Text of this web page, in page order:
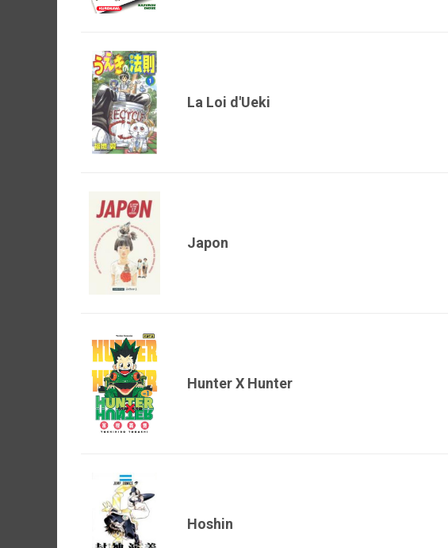
La Loi d'Ueki
Japon
Hunter X Hunter
Hoshin